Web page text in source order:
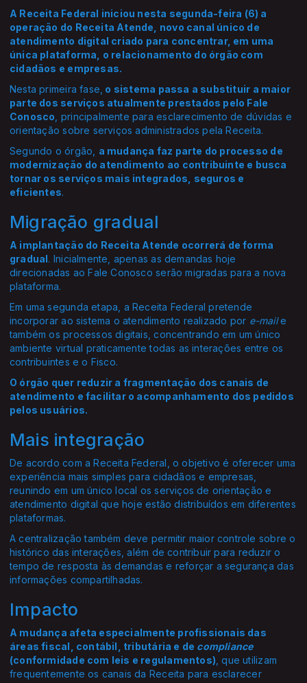
A Receita Federal iniciou nesta segunda-feira (6) a
operação do Receita Atende, novo canal único de
atendimento digital criado para concentrar, em uma
única plataforma, o relacionamento do órgão com
cidadãos e empresas.
Nesta primeira fase, o sistema passa a substituir a maior
parte dos serviços atualmente prestados pelo Fale
Conosco , principalmente para esclarecimento de dúvidas e
orientação sobre serviços administrados pela Receita.
Segundo o órgão, a mudança faz parte do processo de
modernização do atendimento ao contribuinte e busca
tornar os serviços mais integrados, seguros e
eficientes.
Migração gradual
A implantação do Receita Atende ocorrerá de forma
gradual. Inicialmente, apenas as demandas hoje
direcionadas ao Fale Conosco serão migradas para a nova
plataforma.
Em uma segunda etapa, a Receita Federal pretende
incorporar ao sistema o atendimento realizado por e-maile
também os processos digitais, concentrando em um único
ambiente virtual praticamente todas as interações entre os
contribuintes e o Fisco.
O órgão quer reduzir a fragmentação dos canais de
atendimento e facilitar o acompanhamento dos pedidos
pelos usuários.
Mais integração
De acordo com a Receita Federal, o objetivo é oferecer uma
experiência mais simples para cidadãos e empresas,
reunindo em um único local os serviços de orientação e
atendimento digital que hoje estão distribuídos em diferentes
plataformas.
A centralização também deve permitir maior controle sobre o
histórico das interações, além de contribuir para reduzir o
tempo de resposta às demandas e reforçar a segurança das
informações compartilhadas.
Impacto
A mudança afeta especialmente profissionais das
áreas fiscal, contábil, tributária e de compliance
(conformidade com leis e regulamentos) , que utilizam
frequentemente os canais da Receita para esclarecer